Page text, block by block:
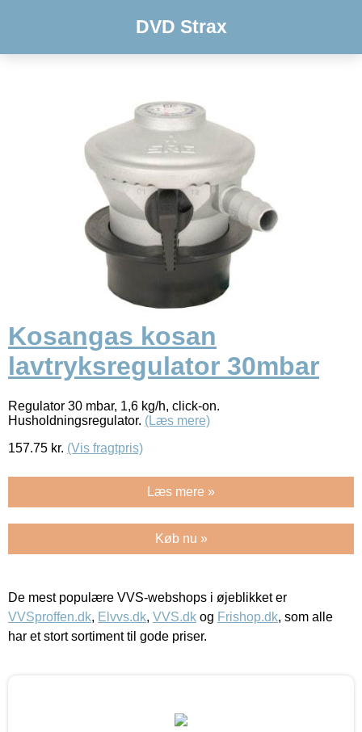
DVD Strax
Kosangas kosan
lavtryksregulator 30mbar
Regulator 30 mbar, 1,6 kg/h, click-on.
Husholdningsregulator. (Læs mere)
157.75 kr. (Vis fragtpris)
Læs mere »
Køb nu »
De mest populære VVS-webshops i øjeblikket er
VVSproffen.dk, Elvvs.dk, VVS.dk og Frishop.dk, som alle
har et stort sortiment til gode priser.